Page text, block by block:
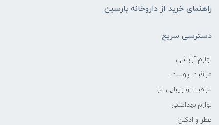
راهنمای خرید از داروخانه پارسین
دسترسی سریع
لوازم آرایشی
مراقبت پوست
مراقبت و زیبایی مو
لوازم بهداشتی
عطر و ادکلن